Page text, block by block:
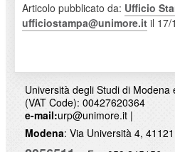
Articolo pubblicato da: Ufficio
ufficiostampa@unimore.itil 17/
Università degli Studi di
(VAT Code): 00427620364
e-mail:urp@unimore.it|
Modena: Via Università 4,